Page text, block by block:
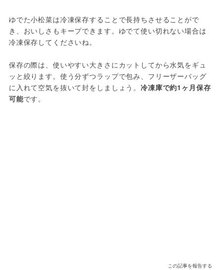
ゆでた小松菜は冷凍保存することで長持ちさせることがで
き、おいしさもキープできます。ゆでて使い切れない場合は
冷凍保存してくださいね。
保存の際は、使いやすい大きさにカットしてから水気をギュ
ッと絞ります。使う分ずつラップで包み、フリーザーバッグ
に入れて空気を抜いて封をしましょう。冷凍庫で約1ヶ月保存
可能です。
この記事を報告する